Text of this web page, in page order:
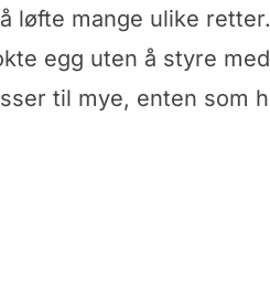
løfte mange ulike
egg uten å styre
til mye, enten som